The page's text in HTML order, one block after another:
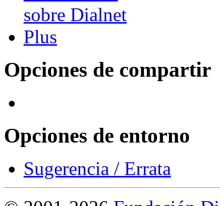
Opciones de compartir
Opciones de entorno
Sugerencia / Errata